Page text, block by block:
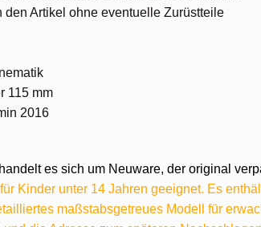
den Artikel ohne eventuelle Zurüstteile
115 mm
2016
es sich um Neuware, der original
Kinder unter 14 Jahren geeignet. Es
maßstabsgetreues Modell für